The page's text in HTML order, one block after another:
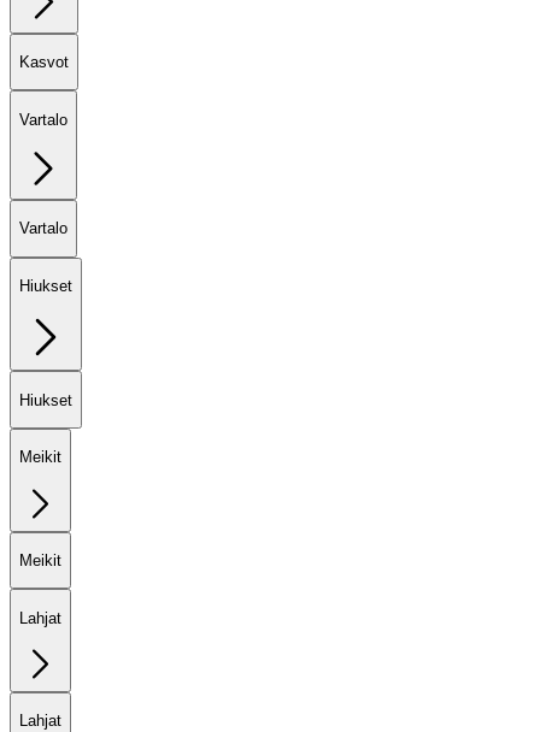
Kasvot
Vartalo
Vartalo
Hiukset
Hiukset
Meikit
Meikit
Lahjat
Lahjat